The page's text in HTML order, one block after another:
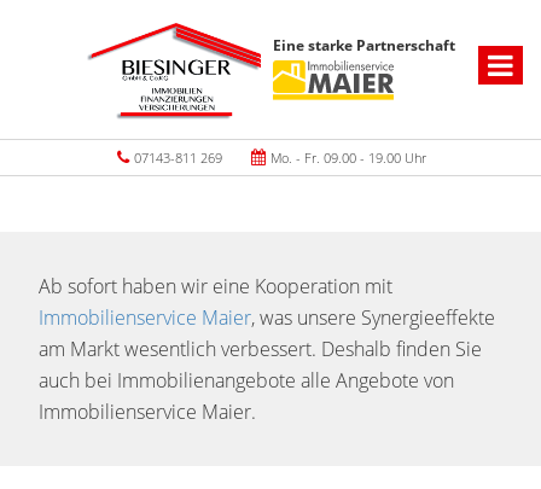
Eine starke Partnerschaft
07143-811 269 Mo. - Fr. 09.00 - 19.00 Uhr
Ab sofort haben wir eine Kooperation mit
Immobilienservice Maier, was unsere Synergieeffekte
am Markt wesentlich verbessert. Deshalb finden Sie
auch bei Immobilienangebote alle Angebote von
Immobilienservice Maier.